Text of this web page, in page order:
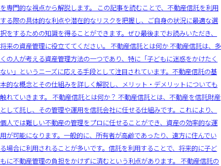
を専門的な視点から解説します。 この記事を読むことで、不動産信託を利用
する際の具体的な利点や潜在的なリスクを把握し、ご自身の状況に最適な選
択をするための知識を得ることができます。ぜひ最後までお読みいただき、
将来の資産管理に役立ててください。 不動産信託とは何か 不動産信託は、多
くの人が考える資産管理方法の一つであり、特に「子どもに迷惑をかけたく
ない」というニーズに応える手段として注目されています。不動産信託の基
本的な概念とその仕組みを詳しく解説し、メリット・デメリットについても
触れていきます。 不動産信託とは何か？ 不動産信託とは、不動産を信託財産
として託し、その管理や運用を信託会社に任せる仕組みです。これにより、
個人では難しい不動産の管理をプロに任せることができ、資産の効率的な運
用が可能になります。一般的に、所有者が高齢であったり、遠方に住んでい
る場合に利用されることが多いです。信託を利用することで、将来的に子ど
もに不動産管理の負担をかけずに済むという利点があります。 不動産信託の